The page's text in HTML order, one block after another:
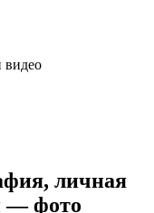
видео
личная
— фото